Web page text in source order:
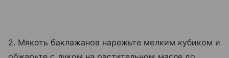
2. Мякоть баклажанов нарежьте мелким кубиком и